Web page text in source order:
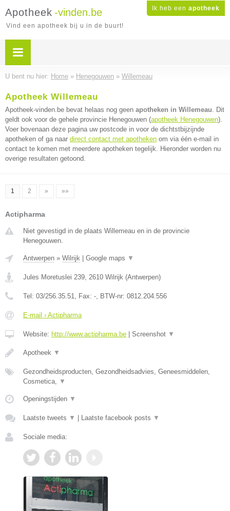
Ik heb een apotheek
Apotheek -vinden.be
Vind een apotheek bij u in de buurt!
U bent nu hier: Home » Henegouwen » Willemeau
Apotheek Willemeau
Apotheek-vinden.be bevat helaas nog geen apotheken in Willemeau. Dit
geldt ook voor de gehele provincie Henegouwen (apotheek Henegouwen).
Voer bovenaan deze pagina uw postcode in voor de dichtstbijzijnde
apotheken of ga naar direct contact met apotheken om via één e-mail in
contact te komen met meerdere apotheken tegelijk. Hieronder worden nu
overige resultaten getoond.
1 2 » »»
Actipharma
Niet gevestigd in de plaats Willemeau en in de provincie
Henegouwen.
Antwerpen » Wilrijk Google maps ▼
Jules Moretuslei 239, 2610 Wilrijk (Antwerpen)
Tel: 03/256.35.51, Fax: -, BTW-nr: 0812.204.556
E-mail › Actipharma
Website: http://www.actipharma.be Screenshot ▼
Apotheek ▼
Gezondheidsproducten, Gezondheidsadvies, Geneesmiddelen,
Cosmetica, ▼
Openingstijden ▼
Laatste tweets ▼ Laatste facebook posts ▼
Sociale media: